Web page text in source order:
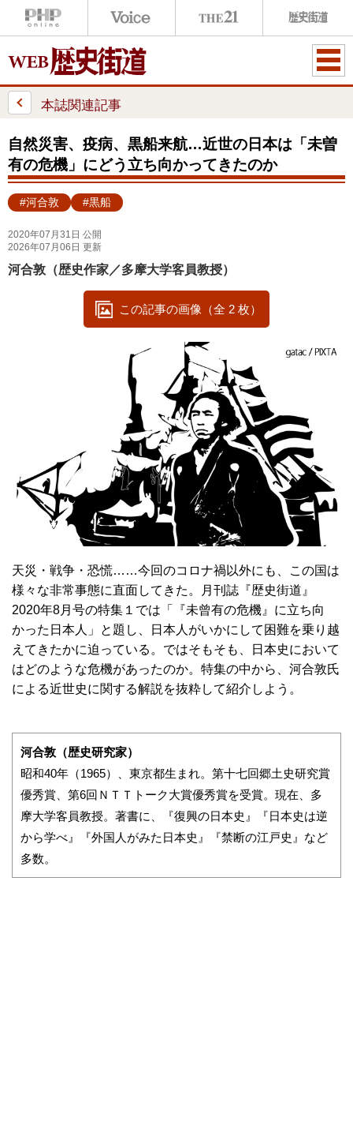
ME
本誌関連記事
自然災害、疫病、黒船来航…近世の日本は「未曽
有の危機」にどう立ち向かってきたのか
#河合敦 #黒船
2020年07月31日 公開
2026年07月06日 更新
河合敦（歴史作家／多摩大学客員教授）
この記事の画像（全 2 枚）
天災・戦争・恐慌……今回のコロナ禍以外にも、この国は
様々な非常事態に直面してきた。月刊誌『歴史街道』
2020年8月号の特集１では「『未曾有の危機』に立ち向
かった日本人」と題し、日本人がいかにして困難を乗り越
えてきたかに迫っている。ではそもそも、日本史において
はどのような危機があったのか。特集の中から、河合敦氏
による近世史に関する解説を抜粋して紹介しよう。
河合敦（歴史研究家）
昭和40年（1965）、東京都生まれ。第十七回郷土史研究賞
優秀賞、第6回ＮＴＴトーク大賞優秀賞を受賞。現在、多
摩大学客員教授。著書に、『復興の日本史』『日本史は逆
から学べ』『外国人がみた日本史』『禁断の江戸史』など
多数。